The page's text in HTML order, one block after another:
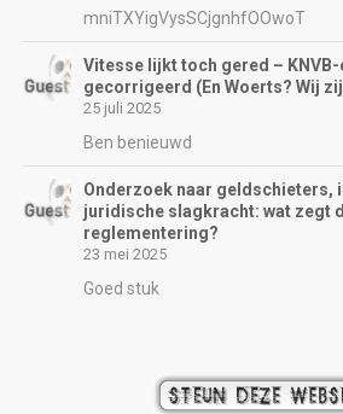
mniTXYigVysSCjgnhfOOwoT
Vitesse lijkt toch gered –
gecorrigeerd (En Woerts? Wij
25 juli 2025
Ben benieuwd
Onderzoek naar geldschieters,
juridische slagkracht: wat zegt
reglementering?
23 mei 2025
Goed stuk